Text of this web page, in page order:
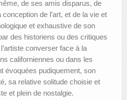
de ses amis disparus, de
de l’art, et de la vie et
et exhaustive de son
des historiens ou des critiques
converser face à la
californiennes ou dans les
évoquées pudiquement, son
sa relative solitude choisie et
et plein de nostalgie.